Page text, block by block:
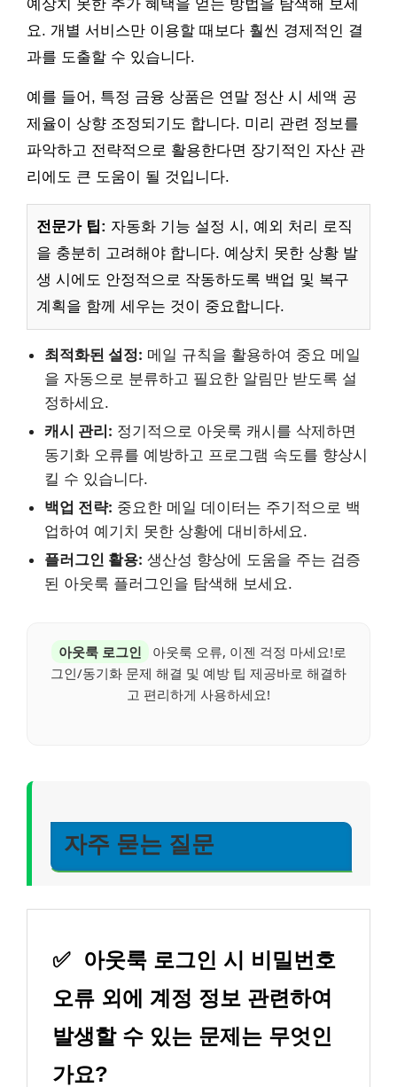
예상치 못한 추가 혜택을 얻는 방법을 탐색해 보세
요. 개별 서비스만 이용할 때보다 훨씬 경제적인 결
과를 도출할 수 있습니다.
예를 들어, 특정 금융 상품은 연말 정산 시 세액 공
제율이 상향 조정되기도 합니다. 미리 관련 정보를
파악하고 전략적으로 활용한다면 장기적인 자산 관
리에도 큰 도움이 될 것입니다.
전문가 팁: 자동화 기능 설정 시, 예외 처리 로직
을 충분히 고려해야 합니다. 예상치 못한 상황 발
생 시에도 안정적으로 작동하도록 백업 및 복구
계획을 함께 세우는 것이 중요합니다.
최적화된 설정: 메일 규칙을 활용하여 중요 메일
을 자동으로 분류하고 필요한 알림만 받도록 설
정하세요.
캐시 관리: 정기적으로 아웃룩 캐시를 삭제하면
동기화 오류를 예방하고 프로그램 속도를 향상시
킬 수 있습니다.
백업 전략: 중요한 메일 데이터는 주기적으로 백
업하여 예기치 못한 상황에 대비하세요.
플러그인 활용: 생산성 향상에 도움을 주는 검증
된 아웃룩 플러그인을 탐색해 보세요.
아웃룩 로그인
아웃룩 오류, 이젠 걱정 마세요!로
그인/동기화 문제 해결 및 예방 팁 제공바로 해결하
고 편리하게 사용하세요!
자주 묻는 질문
✅
아웃룩 로그인 시 비밀번호
오류 외에 계정 정보 관련하여
발생할 수 있는 문제는 무엇인
가요?